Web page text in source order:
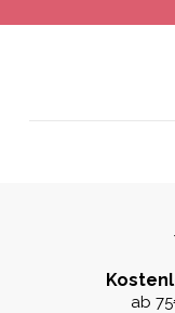
ab